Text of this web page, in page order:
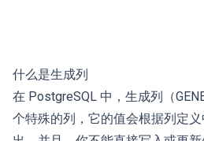
什么是生成列
在 PostgreSQL 中，生成列（
个特殊的列，它的值会根据列定